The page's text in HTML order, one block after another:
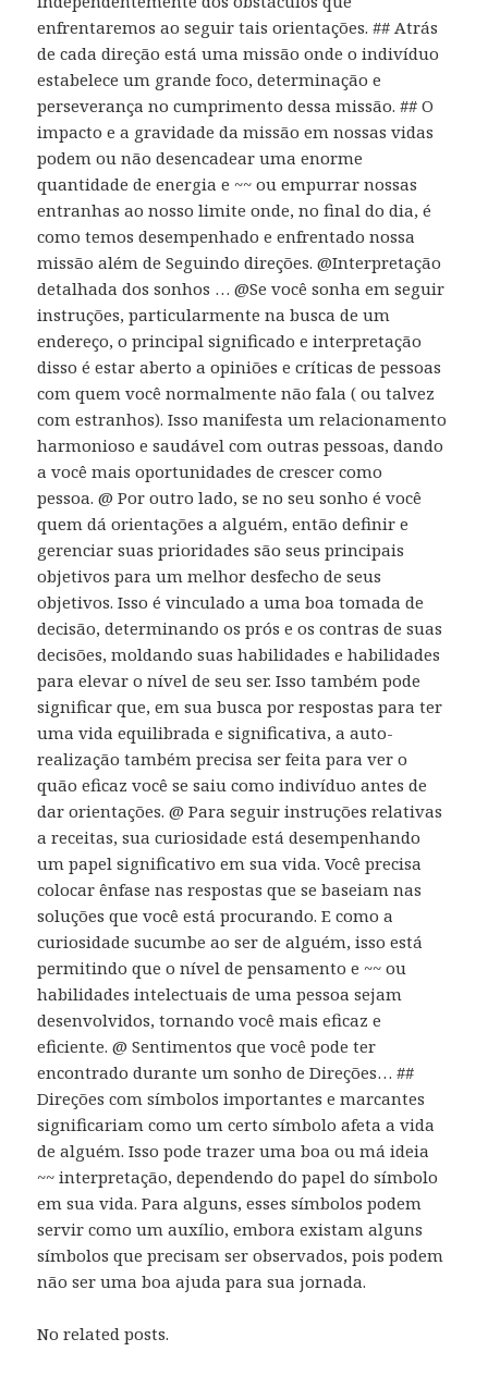
enfrentaremos ao seguir tais orientações. ## Atrás
de cada direção está uma missão onde o indivíduo
estabelece um grande foco, determinação e
perseverança no cumprimento dessa missão. ## O
impacto e a gravidade da missão em nossas vidas
podem ou não desencadear uma enorme
quantidade de energia e ~~ ou empurrar nossas
entranhas ao nosso limite onde, no final do dia, é
como temos desempenhado e enfrentado nossa
missão além de Seguindo direções. @Interpretação
detalhada dos sonhos … @Se você sonha em seguir
instruções, particularmente na busca de um
endereço, o principal significado e interpretação
disso é estar aberto a opiniões e críticas de pessoas
com quem você normalmente não fala ( ou talvez
com estranhos). Isso manifesta um relacionamento
harmonioso e saudável com outras pessoas, dando
a você mais oportunidades de crescer como
pessoa. @ Por outro lado, se no seu sonho é você
quem dá orientações a alguém, então definir e
gerenciar suas prioridades são seus principais
objetivos para um melhor desfecho de seus
objetivos. Isso é vinculado a uma boa tomada de
decisão, determinando os prós e os contras de suas
decisões, moldando suas habilidades e habilidades
para elevar o nível de seu ser. Isso também pode
significar que, em sua busca por respostas para ter
uma vida equilibrada e significativa, a auto-
realização também precisa ser feita para ver o
quão eficaz você se saiu como indivíduo antes de
dar orientações. @ Para seguir instruções relativas
a receitas, sua curiosidade está desempenhando
um papel significativo em sua vida. Você precisa
colocar ênfase nas respostas que se baseiam nas
soluções que você está procurando. E como a
curiosidade sucumbe ao ser de alguém, isso está
permitindo que o nível de pensamento e ~~ ou
habilidades intelectuais de uma pessoa sejam
desenvolvidos, tornando você mais eficaz e
eficiente. @ Sentimentos que você pode ter
encontrado durante um sonho de Direções… ##
Direções com símbolos importantes e marcantes
significariam como um certo símbolo afeta a vida
de alguém. Isso pode trazer uma boa ou má ideia
~~ interpretação, dependendo do papel do símbolo
em sua vida. Para alguns, esses símbolos podem
servir como um auxílio, embora existam alguns
símbolos que precisam ser observados, pois podem
não ser uma boa ajuda para sua jornada.
No related posts.